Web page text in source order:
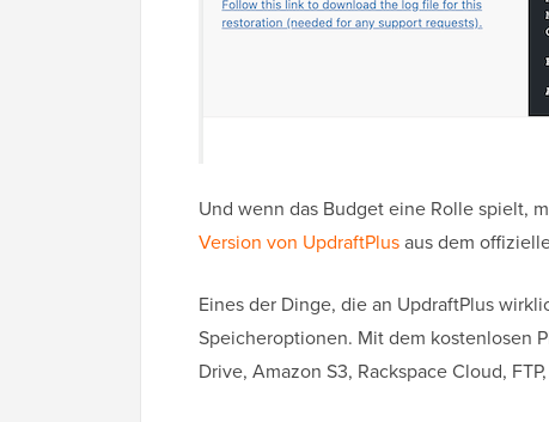
Und wenn das Budget eine Rolle spielt,
Version von UpdraftPlusaus dem
Eines der Dinge, die an UpdraftPlus
Speicheroptionen. Mit dem kostenlosen
Drive, Amazon S3, Rackspace Cloud,